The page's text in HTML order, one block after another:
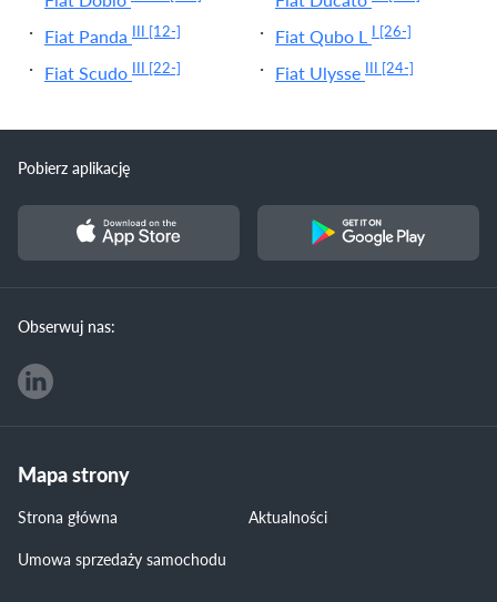
Fiat Panda III [12-] Fiat Qubo L I [26-]
Fiat Scudo III [22-] Fiat Ulysse III [24-]
Pobierz aplikację
Obserwuj nas:
Mapa strony
Strona główna
Aktualności
Umowa sprzedaży samochodu